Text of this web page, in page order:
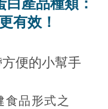
有效！
便的小幫手
食品形式之